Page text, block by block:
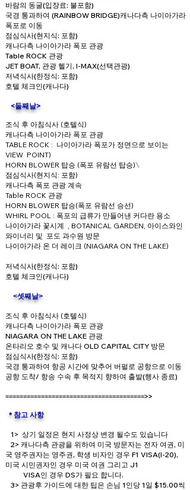
바람의 동굴(입장료: 불포함)
국경 통과하여 (RAINBOW BRIDGE)캐나다측 나이아가라
폭포로 이동
점심식사(현지식: 포함)
캐나다측 나이아가라 폭포 관광
Table ROCK 관광
JET BOAT, 관광 헬기, I-MAX(선택관광)
저녁식사(한정식: 포함)
호텔 체크인(캐나다)
<둘째날>
조식 후 아침식사 (호텔식)
캐나다측 나이아가라 폭포 관광
TABLE ROCK : 나이아가라 폭포가 정면으로 보이는
VIEW POINT)
HORN BLOWER 탑승 (폭포 유람선 탑승)\
점심식사(현지식: 포함)
캐나다측 폭포 관광 계속
Table ROCK 관광
HORN BLOWER 탑승(폭포 유람선 승선)
WHIRL POOL : 폭포의 급류가 만들어낸 커다란 용소
나이아가라 꽃시계 , BOTANICAL GARDEN, 아이스와인
와이너리 및 포도 과수원 방문
나이아가라 온 더 레이크 (NIAGARA ON THE LAKE)
저녁식사(한정식: 포함)
호텔 체크인(캐나다)
​ <셋째날>
조식 후 아침식사 (호텔식)
캐나다측 나이아가라 폭포 관광
NIAGARA ON THE LAKE 관광
온타리오 호수 및 캐나다 OLD CAPITAL CITY 방문
점심식사(한정식: 포함)
국경 통과하여 항공 시간에 맞추어 버펄로 공항으로 이동
공항 도착/ 항송 수속 후 목적지 향하여 출발(행사 종료)
=======================================>>
* 참고 사항
1> 상기 일정은 현지 사정상 변경 될수도 있습니다
2> 캐나다측 관광을 위하여 미국 방문자는 전자 여권, 미
국 영주권자는 영주권, 학생 비자인 경우 F1 VISA(I-20),
미국 시민권자인 경우 미국 여권 그리고 J1
VISA인 경우 DS가 필요 합니다.
3> 관광후 가이드에 대한 팁은 손님 1인당 1일 $15.00씩